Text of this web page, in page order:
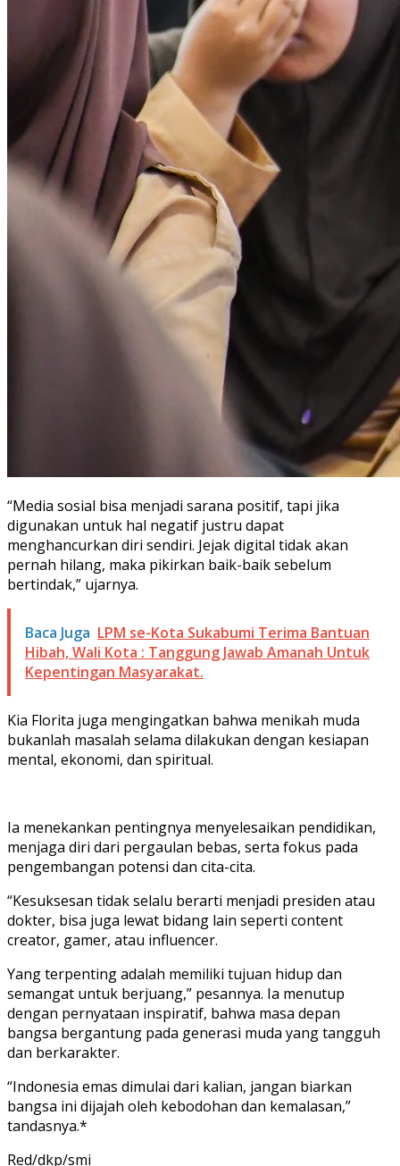
“Media sosial bisa menjadi sarana positif, tapi jika
digunakan untuk hal negatif justru dapat
menghancurkan diri sendiri. Jejak digital tidak akan
pernah hilang, maka pikirkan baik-baik sebelum
bertindak,” ujarnya.
Baca Juga LPM se-Kota Sukabumi Terima Bantuan
Hibah, Wali Kota : Tanggung Jawab Amanah Untuk
Kepentingan Masyarakat.
Kia Florita juga mengingatkan bahwa menikah muda
bukanlah masalah selama dilakukan dengan kesiapan
mental, ekonomi, dan spiritual.
Ia menekankan pentingnya menyelesaikan pendidikan,
menjaga diri dari pergaulan bebas, serta fokus pada
pengembangan potensi dan cita-cita.
“Kesuksesan tidak selalu berarti menjadi presiden atau
dokter, bisa juga lewat bidang lain seperti content
creator, gamer, atau influencer.
Yang terpenting adalah memiliki tujuan hidup dan
semangat untuk berjuang,” pesannya. Ia menutup
dengan pernyataan inspiratif, bahwa masa depan
bangsa bergantung pada generasi muda yang tangguh
dan berkarakter.
“Indonesia emas dimulai dari kalian, jangan biarkan
bangsa ini dijajah oleh kebodohan dan kemalasan,”
tandasnya.*
Red/dkp/smi